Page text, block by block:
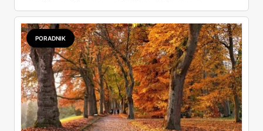
przechodzi w stan tzw. ketozy, w którym zaczyna spalać
tłuszcz jako główne źródło energii.
PORADNIK